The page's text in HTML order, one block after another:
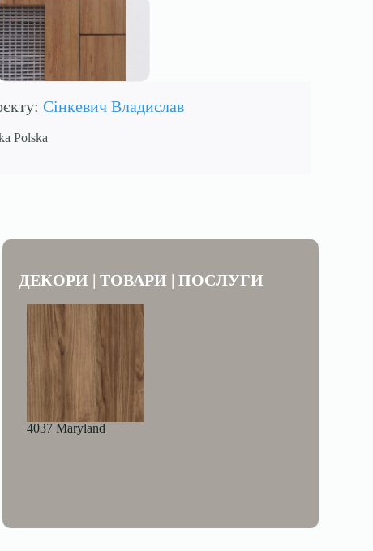
Сінкевич Владислав
Polska
ДЕКОРИ | ТОВАРИ | ПОСЛУГИ
4037 Maryland